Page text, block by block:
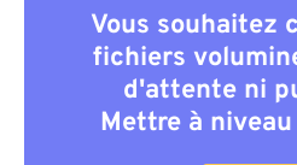
Vous souhaitez
fichiers
d'attente ni
Mettre à